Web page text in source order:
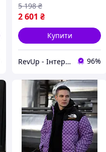
2 601 ₴
5 198 ₴
Купити
RevUp - Інтернет магазин стильних товарів 96%